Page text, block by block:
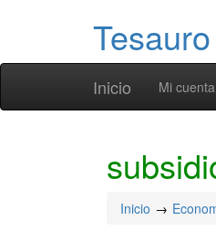
Inicio Mi cuenta
Inicio